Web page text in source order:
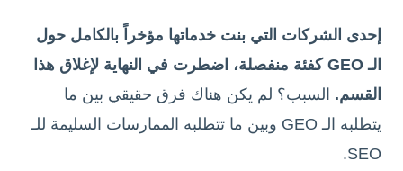
إحدى الشركات التي بنت خدماتها مؤخراً بالكامل حول
الـ GEO كفئة منفصلة، اضطرت في النهاية لإغلاق هذا
القسم. السبب؟ لم يكن هناك فرق حقيقي بين ما
يتطلبه الـ GEO وبين ما تتطلبه الممارسات السليمة للـ
SEO.